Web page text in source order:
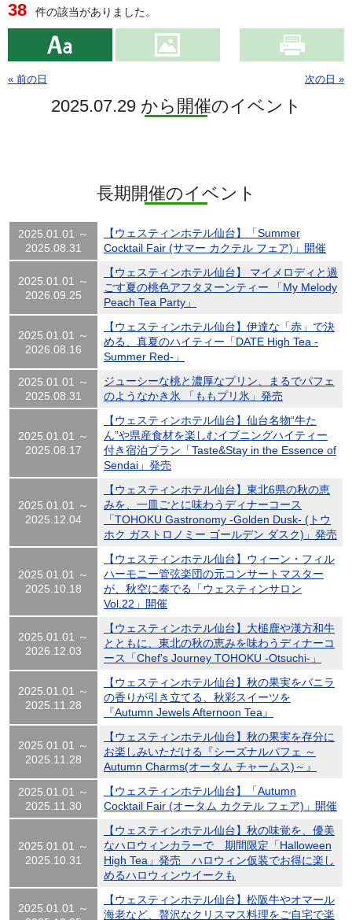
38 件の該当がありました。
« 前の日 次の日 »
2025.07.29 から開催のイベント
長期開催のイベント
2025.01.01 ～
2025.08.31
【ウェスティンホテル仙台】「Summer
Cocktail Fair (サマー カクテル フェア)」開催
2025.01.01 ～
2026.09.25
【ウェスティンホテル仙台】 マイメロディと過
ごす夏の桃色アフタヌーンティー 「My Melody
Peach Tea Party」
2025.01.01 ～
2026.08.16
【ウェスティンホテル仙台】伊達な「赤」で決
める、真夏のハイティー「DATE High Tea -
Summer Red-」
2025.01.01 ～
2025.08.31
ジューシーな桃と濃厚なプリン、まるでパフェ
のようなかき氷 「ももプリ氷」発売
2025.01.01 ～
2025.08.17
【ウェスティンホテル仙台】仙台名物“牛た
ん”や県産食材を楽しむイブニングハイティー
付き宿泊プラン「Taste&Stay in the Essence of
Sendai」発売
2025.01.01 ～
2025.12.04
【ウェスティンホテル仙台】東北6県の秋の恵
みを、一皿ごとに味わうディナーコース
「TOHOKU Gastronomy -Golden Dusk- (トウ
ホク ガストロノミー ゴールデン ダスク)」発売
2025.01.01 ～
2025.10.18
【ウェスティンホテル仙台】ウィーン・フィル
ハーモニー管弦楽団の元コンサートマスター
が、秋空に奏でる「ウェスティンサロン
Vol.22」開催
2025.01.01 ～
2026.12.03
【ウェスティンホテル仙台】大槌鹿や漢方和牛
とともに、東北の秋の恵みを味わうディナーコ
ース「Chef's Journey TOHOKU -Otsuchi-」
2025.01.01 ～
2025.11.28
【ウェスティンホテル仙台】秋の果実をバニラ
の香りが引き立てる、秋彩スイーツを
『Autumn Jewels Afternoon Tea』
2025.01.01 ～
2025.11.28
【ウェスティンホテル仙台】秋の果実を存分に
お楽しみいただける『シーズナルパフェ ～
Autumn Charms(オータム チャームス)～』
2025.01.01 ～
2025.11.30
【ウェスティンホテル仙台】「Autumn
Cocktail Fair (オータム カクテル フェア)」開催
2025.01.01 ～
2025.10.31
【ウェスティンホテル仙台】秋の味覚を、優美
なハロウィンカラーで 期間限定「Halloween
High Tea」発売 ハロウィン仮装でお得に楽し
めるハロウィンウイークも
2025.01.01 ～
【ウェスティンホテル仙台】松阪牛やオマール
海老など、贅沢なクリスマス料理をご自宅で楽